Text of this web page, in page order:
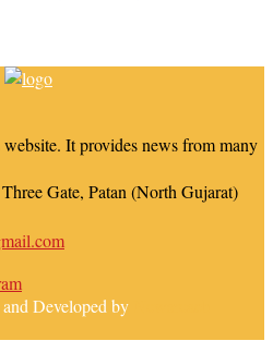
It provides news from many
Gate, Patan (North Gujarat)
Developed by